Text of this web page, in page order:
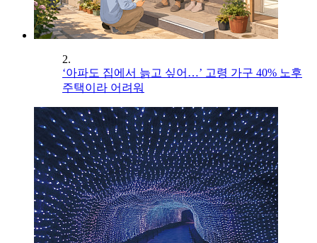
2.
‘아파도 집에서 늙고 싶어…’ 고령 가구 40% 노후
주택이라 어려워